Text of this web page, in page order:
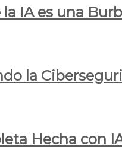
IA es una
la
Hecha con